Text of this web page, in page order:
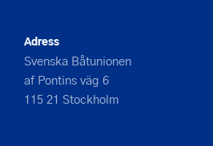
Adress
Svenska Båtunionen
af Pontins väg 6
115 21 Stockholm